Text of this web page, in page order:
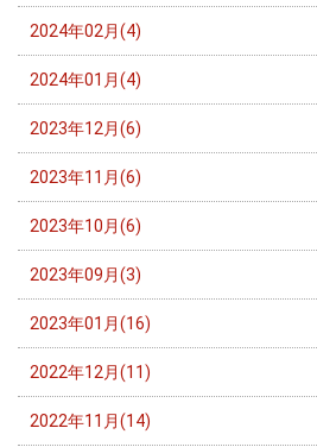
2024年02月(4)
2024年01月(4)
2023年12月(6)
2023年11月(6)
2023年10月(6)
2023年09月(3)
2023年01月(16)
2022年12月(11)
2022年11月(14)